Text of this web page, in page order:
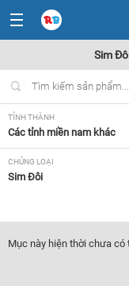
Sim
TỈNH THÀNH
Các tỉnh miền nam khác
CHỦNG LOẠI
Sim Đôi
Tất cả
Mục này hiện thời chưa có